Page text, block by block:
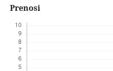
Prenosi